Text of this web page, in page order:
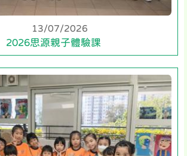
13/07/2026
2026思源親子體驗課